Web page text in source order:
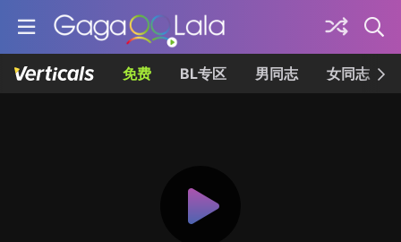
免费 BL专区 男同志 女同志